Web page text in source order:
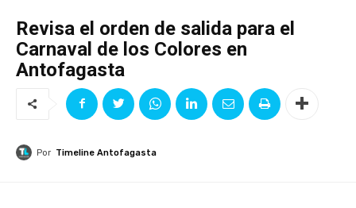
Revisa el orden de salida para el
Carnaval de los Colores en
Antofagasta
Por Timeline Antofagasta